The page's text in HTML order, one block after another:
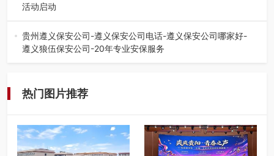
活动启动
七月的贵阳，清风送爽，第四届“爽爽贵阳·青春之声”校园管
弦乐（合唱）艺术交流活动…
贵州遵义保安公司-遵义保安公司电话-遵义保安公司哪家好-
遵义狼伍保安公司-20年专业安保服务
热门图片推荐